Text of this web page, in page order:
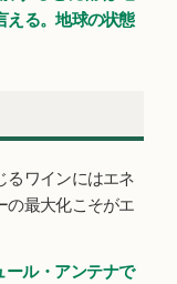
える。地球の状態
るワインにはエネ
の最大化こそがエ
ール・アンテナで